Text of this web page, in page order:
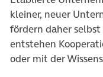
kleiner, neuer
fördern daher
entstehen
oder mit der